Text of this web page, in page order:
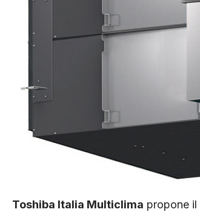
Toshiba Italia Multiclima propone il